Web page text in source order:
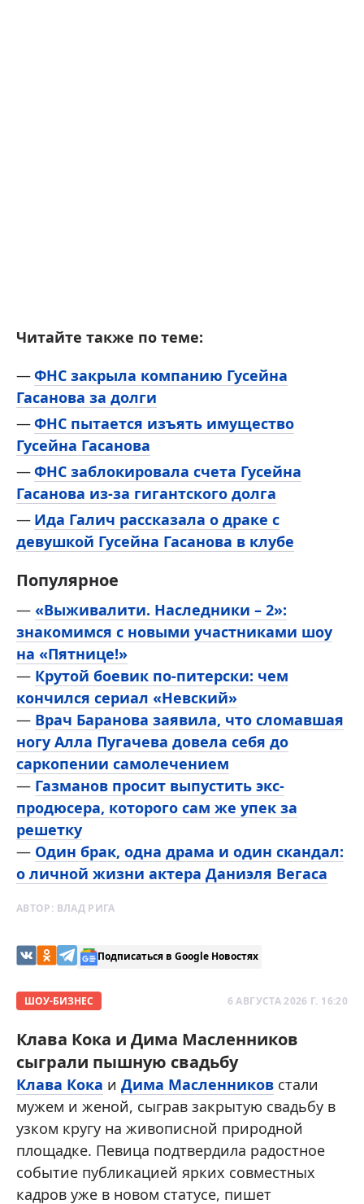
Читайте также по теме:
ФНС закрыла компанию Гусейна
Гасанова за долги
ФНС пытается изъять имущество
Гусейна Гасанова
ФНС заблокировала счета Гусейна
Гасанова из-за гигантского долга
Ида Галич рассказала о драке с
девушкой Гусейна Гасанова в клубе
Популярное
— «Выживалити. Наследники – 2»:
знакомимся с новыми участниками шоу
на «Пятнице!»
— Крутой боевик по-питерски: чем
кончился сериал «Невский»
— Врач Баранова заявила, что сломавшая
ногу Алла Пугачева довела себя до
саркопении самолечением
— Газманов просит выпустить экс-
продюсера, которого сам же упек за
решетку
— Один брак, одна драма и один скандал:
о личной жизни актера Даниэля Вегаса
АВТОР: ВЛАД РИГА
Подписаться в Google Новостях
ШОУ-БИЗНЕС 6 АВГУСТА 2026 Г. 16:20
Клава Кока и Дима Масленников
сыграли пышную свадьбу
Клава Кока и Дима Масленников стали
мужем и женой, сыграв закрытую свадьбу в
узком кругу на живописной природной
площадке. Певица подтвердила радостное
событие публикацией ярких совместных
кадров уже в новом статусе, пишет